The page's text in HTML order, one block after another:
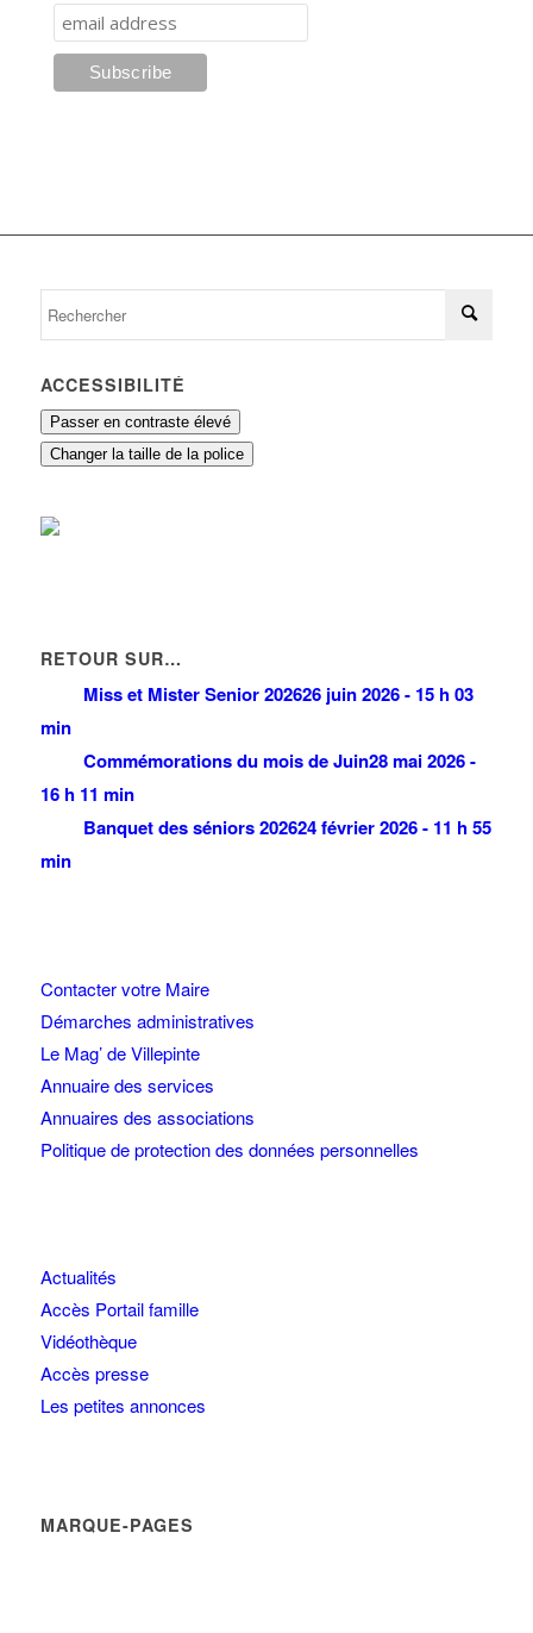
ACCESSIBILITÉ
Passer en contraste élevé
Changer la taille de la police
RETOUR SUR…
Miss et Mister Senior 202626 juin 2026 - 15 h 03
min
Commémorations du mois de Juin28 mai 2026 -
16 h 11 min
Banquet des séniors 202624 février 2026 - 11 h 55
min
Contacter votre Maire
Démarches administratives
Le Mag’ de Villepinte
Annuaire des services
Annuaires des associations
Politique de protection des données personnelles
Actualités
Accès Portail famille
Vidéothèque
Accès presse
Les petites annonces
MARQUE-PAGES